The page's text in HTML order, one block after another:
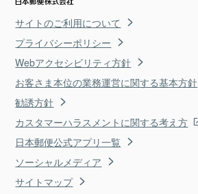
サイトのご利用について
プライバシーポリシー
Webアクセシビリティ方針
お客さま本位の業務運営に関する基本方針
勧誘方針
カスタマーハラスメントに関する考え方
日本郵便公式アプリ一覧
ソーシャルメディア
サイトマップ